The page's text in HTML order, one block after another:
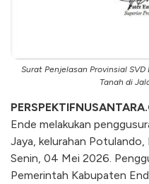
Surat Penjelasan Provinsial
Tanah di
Ende melakukan
Jaya, kelurahan
Senin, 04 Mei 2026.
Pemerintah Kabupaten